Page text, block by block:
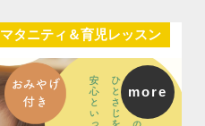
マタニティ＆育児レッスン
more